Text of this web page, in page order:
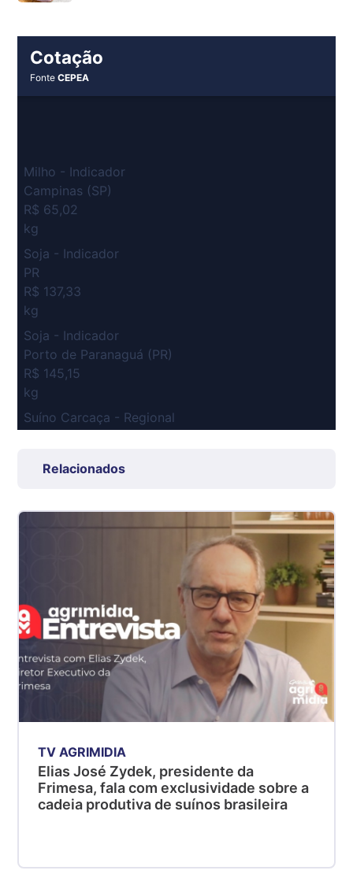
Cotação
FonteCEPEA
Milho - Indicador
Campinas (SP)
R$ 65,02
kg
Soja - Indicador
PR
R$ 137,33
kg
Soja - Indicador
Porto de Paranaguá (PR)
R$ 145,15
kg
Suíno Carcaça - Regional
R$ 5,04
kg
Suíno - Estadual
PR
kg
Suíno - Estadual
SC
R$ 4,48
kg
R$ 4,61
Relacionados
TV AGRIMIDIA
Elias José Zydek, presidente da
Frimesa, fala com exclusividade sobre a
cadeia produtiva de suínos brasileira